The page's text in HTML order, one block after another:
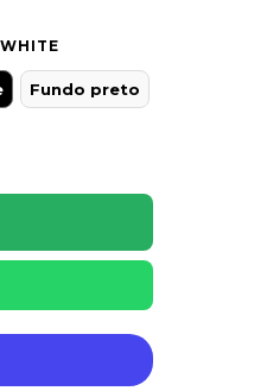
Fundo preto